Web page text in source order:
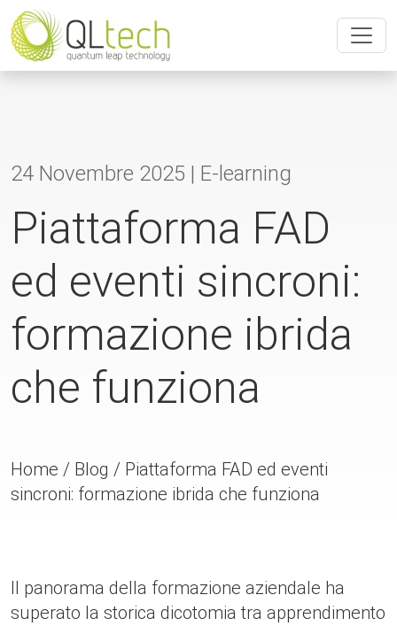
24 Novembre 2025 | E-learning
Piattaforma FAD
ed eventi sincroni:
formazione ibrida
che funziona
Home / Blog / Piattaforma FAD ed eventi
sincroni: formazione ibrida che funziona
Il panorama della formazione aziendale ha
superato la storica dicotomia tra apprendimento